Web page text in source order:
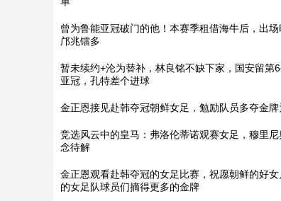
曾为鲁能亚冠破门的他！本赛季租借海牛后，出
邝兆镭多
暂未续约+沦为替补，林良铭不缺下家，国安留第
亚冠，孔特差个进球
金正恩接见赴韩夺冠朝鲜女足，勉励队员多夺金
竞选风云中的皇马：弗洛伦蒂诺观赛女足，穆里
念待解
金正恩观看赴韩夺冠的女足比赛，祝愿朝鲜的好
的女足队球员们摘得更多的金牌